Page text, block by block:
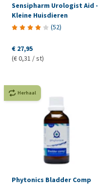
Sensipharm Urologist Aid -
Kleine Huisdieren
(52)
€ 27,95
(€ 0,31 / st)
Herhaal
Phytonics Bladder Comp